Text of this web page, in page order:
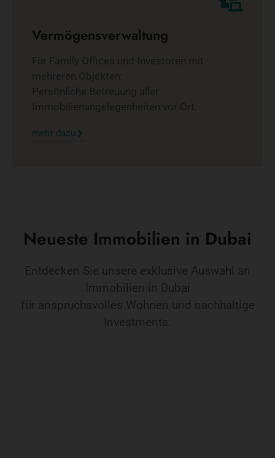
Vermögensverwaltung
mehr dazu
Neueste Immobilien in Dubai
Entdecken Sie unsere exklusive Auswahl an
Immobilien in Dubai
für anspruchsvolles Wohnen und nachhaltige
Investments.